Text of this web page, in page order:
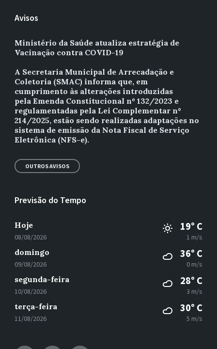
Avisos
Ministério da Saúde atualiza estratégia de
Vacinação contra COVID-19
A Secretaria Municipal de Arrecadação e
Coletoria (SMAC) informa que, em
cumprimento às alterações introduzidas
pela Emenda Constitucional nº 132/2023 e
regulamentadas pela Lei Complementar nº
214/2025, estão sendo realizadas adaptações no
sistema de emissão da Nota Fiscal de Serviço
Eletrônica (NFS-e).
OUTROS AVISOS
Previsão do Tempo
Hoje
08/08/2026
19° C
1 m/s
domingo
09/08/2026
36° C
0 m/s
segunda-feira
10/08/2026
28° C
3 m/s
terça-feira
11/08/2026
30° C
5 m/s